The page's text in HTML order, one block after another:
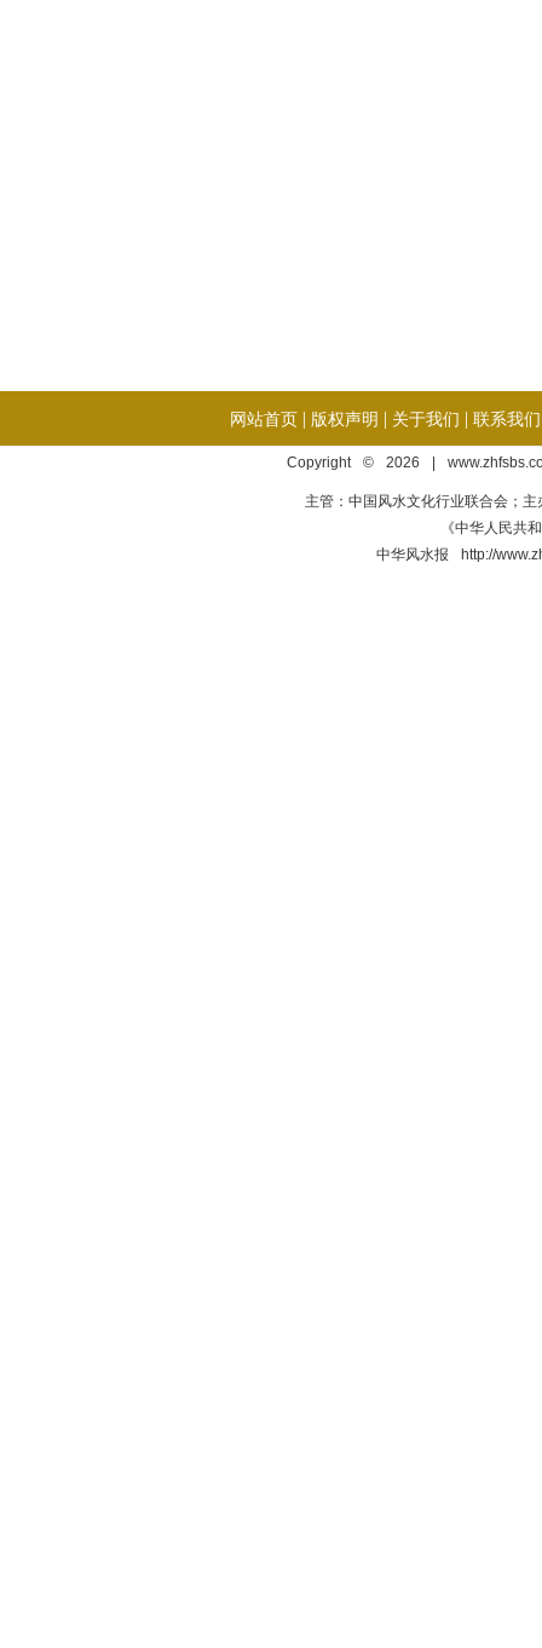
网站首页 | 版权声明 | 关于我们 | 联系我们
Copyright © 2026 |
主管：中国风水文化行业联合会；
《中华人民共
中华风水报 http://